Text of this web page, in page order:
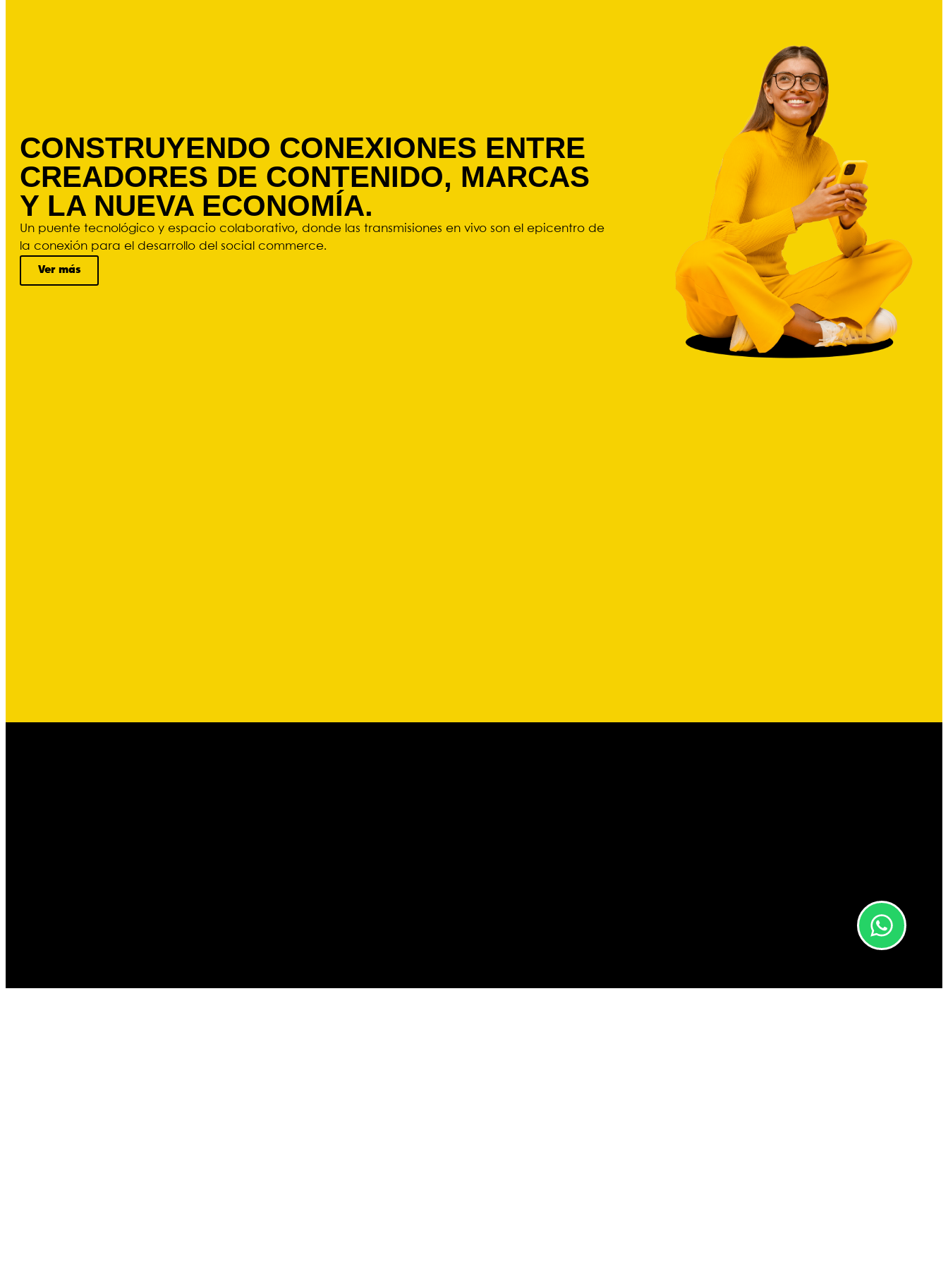
CONSTRUYENDO CONEXIONES ENTRE
CREADORES DE CONTENIDO, MARCAS
Y LA NUEVA ECONOMÍA.
Un puente tecnológico y espacio colaborativo, donde las transmisiones en vivo son el epicentro de
la conexión para el desarrollo del social commerce.
Ver más